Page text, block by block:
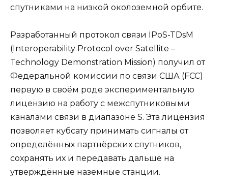
спутниками на низкой околоземной орбите.
Разработанный протокол связи IPoS-TDsM
(Interoperability Protocol over Satellite –
Technology Demonstration Mission) получил от
Федеральной комиссии по связи США (FCC)
первую в своём роде экспериментальную
лицензию на работу с межспутниковыми
каналами связи в диапазоне S. Эта лицензия
позволяет кубсату принимать сигналы от
определённых партнёрских спутников,
сохранять их и передавать дальше на
утверждённые наземные станции.